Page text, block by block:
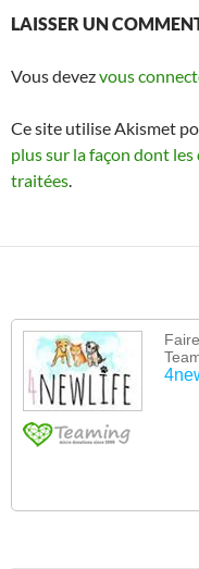
LAISSER UN
Vous devezvous
Ce site utilise Akismet
plus sur la façon dont
traitées.